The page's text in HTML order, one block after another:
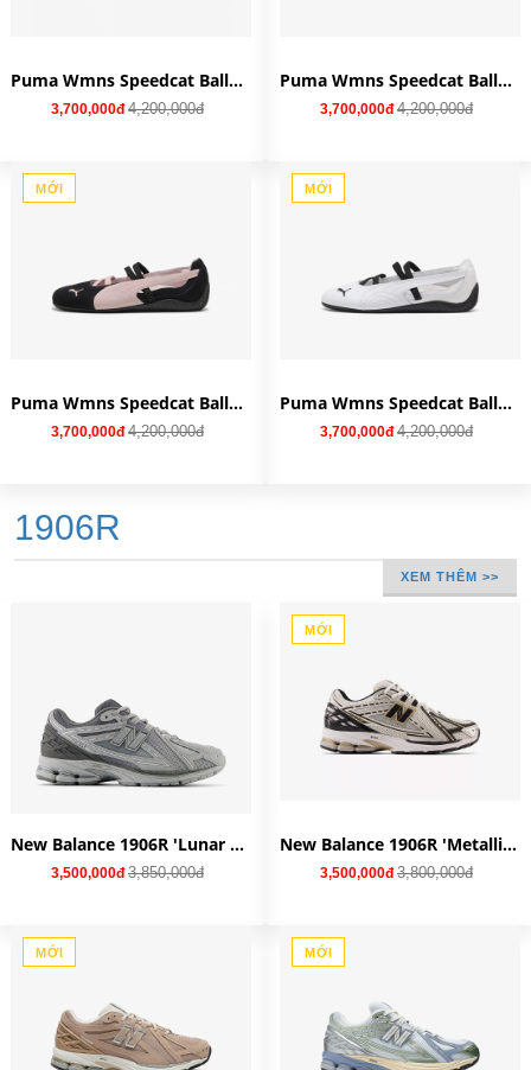
Puma Wmns Speedcat Ballet SD 'For All Time Red' 401287-07
3,700,000đ 4,200,000đ
Puma Wmns Speedcat Ballet SD 'Whisp of Pink' 401287-01
3,700,000đ 4,200,000đ
MỚI
Puma Wmns Speedcat Ballet SD 'Black Mauve Mist' 401287-02
3,700,000đ 4,200,000đ
MỚI
Puma Wmns Speedcat Ballet Leather 'White Black' 403587-01
3,700,000đ 4,200,000đ
1906R
XEM THÊM >>
New Balance 1906R 'Lunar New Year Harbor Grey' U1906RNY
3,500,000đ 3,850,000đ
MỚI
New Balance 1906R 'Metallic Gold' M1906RA
3,500,000đ 3,800,000đ
MỚI MỚI